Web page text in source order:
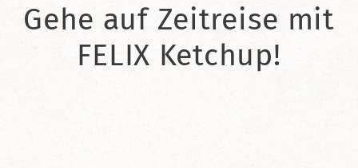
Gehe auf Zeitreise mit
FELIX Ketchup!